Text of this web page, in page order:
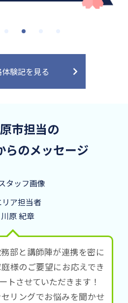
験記を見る
市担当の
らのメッセージ
リア担当者
川原 紀章
部と講師陣が連携を密に
様のご要望にお応えでき
トさせていただきます！
リングでお悩みを聞かせ